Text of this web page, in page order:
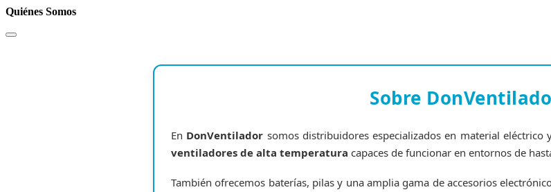
Quiénes Somos
Sobre
En DonVentilador somos distribuidores especializados en material
ventiladores de alta temperatura capaces de funcionar en entornos de
También ofrecemos baterías, pilas y una amplia gama de accesorios